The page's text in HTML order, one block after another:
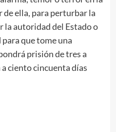
de ella, para perturbar la
la autoridad del Estado o
que tome una
prisión de tres a
ciento cincuenta días